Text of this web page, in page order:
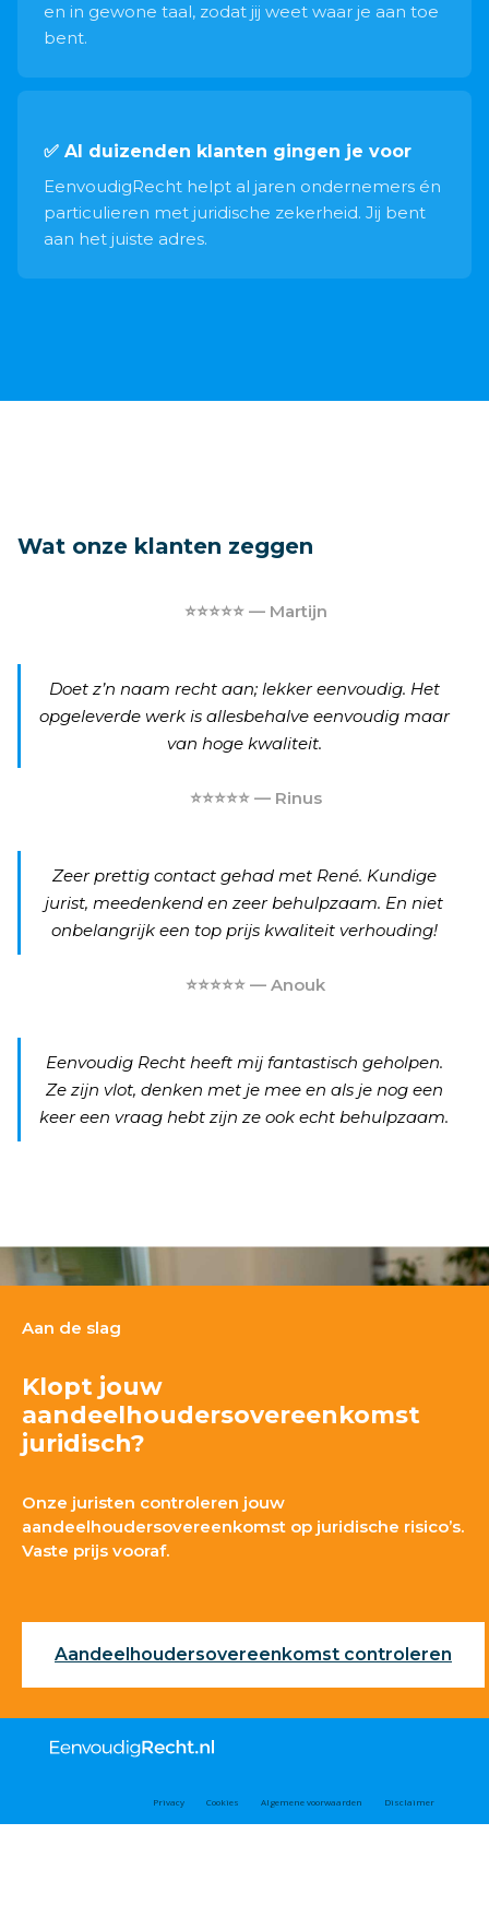
en in gewone taal, zodat jij weet waar je aan toe
bent.
✅ Al duizenden klanten gingen je voor
EenvoudigRecht helpt al jaren ondernemers én
particulieren met juridische zekerheid. Jij bent
aan het juiste adres.
Wat onze klanten zeggen
⭐⭐⭐⭐⭐ — Martijn
Doet z’n naam recht aan; lekker eenvoudig. Het
opgeleverde werk is allesbehalve eenvoudig maar
van hoge kwaliteit.
⭐⭐⭐⭐⭐ — Rinus
Zeer prettig contact gehad met René. Kundige
jurist, meedenkend en zeer behulpzaam. En niet
onbelangrijk een top prijs kwaliteit verhouding!
⭐⭐⭐⭐⭐ — Anouk
Eenvoudig Recht heeft mij fantastisch geholpen.
Ze zijn vlot, denken met je mee en als je nog een
keer een vraag hebt zijn ze ook echt behulpzaam.
Aan de slag
Klopt jouw
aandeelhoudersovereenkomst
juridisch?
Onze juristen controleren jouw
aandeelhoudersovereenkomst op juridische risico’s.
Vaste prijs vooraf.
Aandeelhoudersovereenkomst controleren
Privacy Cookies Algemene voorwaarden Disclaimer